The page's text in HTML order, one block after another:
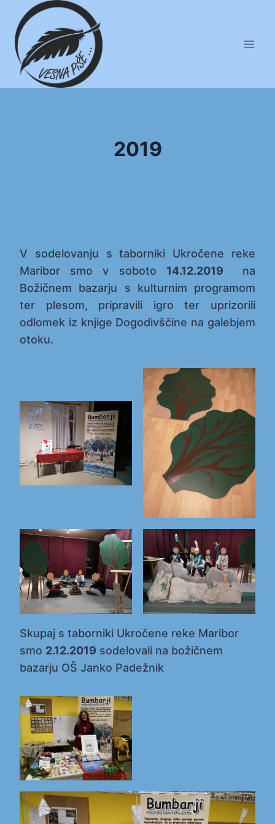
content
2019
V sodelovanju s taborniki Ukročene reke
Maribor smo v soboto 14.12.2019
na
Božičnem bazarju s kulturnim programom
ter plesom, pripravili igro ter uprizorili
odlomek iz knjige Dogodivščine na galebjem
otoku.
Skupaj s taborniki Ukročene reke Maribor
smo 2.12.2019 sodelovali na božičnem
bazarju OŠ Janko Padežnik